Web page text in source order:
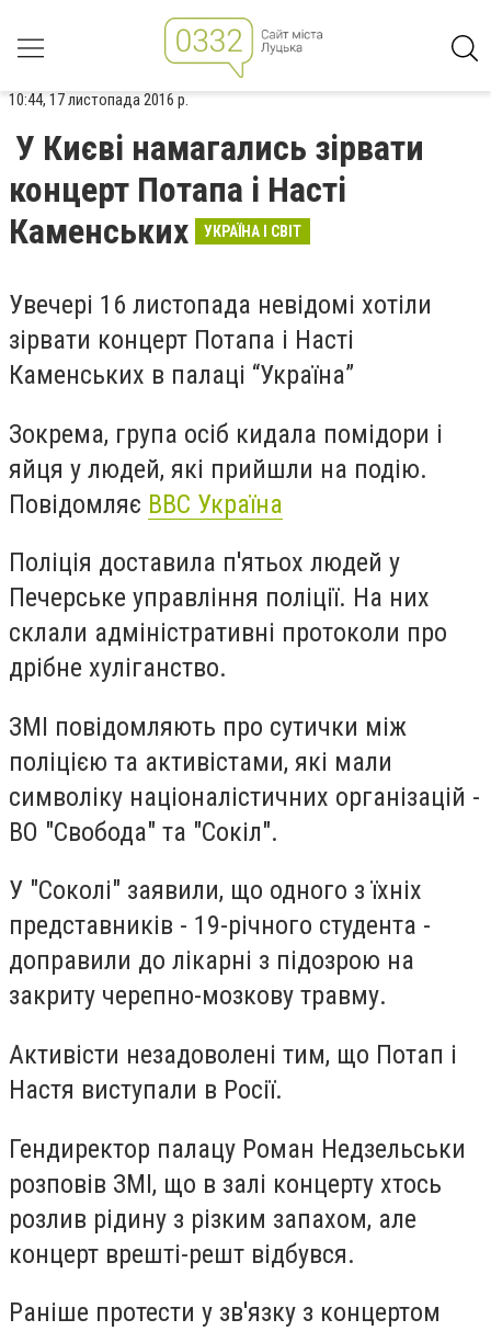
10:44, 17 листопада 2016 р.
У Києві намагались зірвати
концерт Потапа і Насті
Каменських
УКРАЇНА І СВІТ
Увечері 16 листопада невідомі хотіли
зірвати концерт Потапа і Насті
Каменських в палаці “Україна”
Зокрема, група осіб кидала помідори і
яйця у людей, які прийшли на подію.
Повідомляє ВВС Україна
Поліція доставила п'ятьох людей у
Печерське управління поліції. На них
склали адміністративні протоколи про
дрібне хуліганство.
ЗМІ повідомляють про сутички між
поліцією та активістами, які мали
символіку націоналістичних організацій -
ВО "Свобода" та "Сокіл".
У "Соколі" заявили, що одного з їхніх
представників - 19-річного студента -
доправили до лікарні з підозрою на
закриту черепно-мозкову травму.
Активісти незадоволені тим, що Потап і
Настя виступали в Росії.
Гендиректор палацу Роман Недзельськи
розповів ЗМІ, що в залі концерту хтось
розлив рідину з різким запахом, але
концерт врешті-решт відбувся.
Раніше протести у зв'язку з концертом